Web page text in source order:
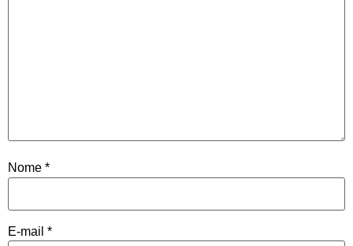
Nome *
E-mail *